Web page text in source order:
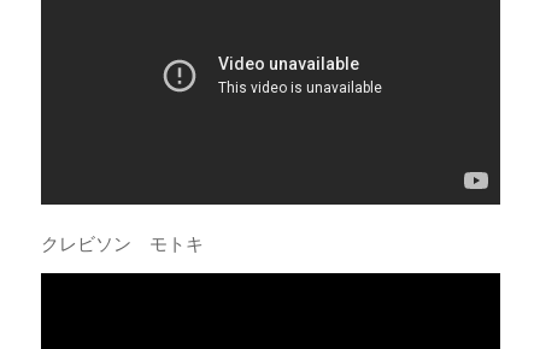
クレビソン モトキ